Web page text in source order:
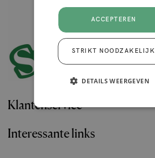
Klantenservice
Interessante links
ACCEPTEREN
STRIKT NOODZAKELIJK
DETAILS WEERGEVEN